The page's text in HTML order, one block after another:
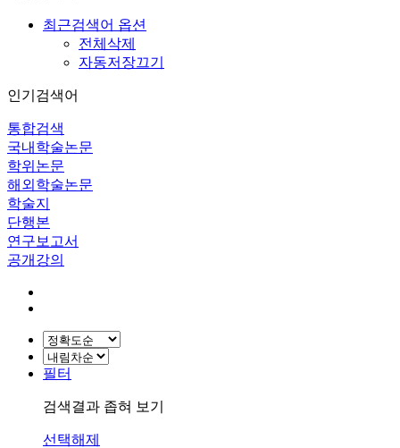
최근검색어 옵션
전체삭제
자동저장끄기
인기검색어
통합검색
국내학술논문
학위논문
해외학술논문
학술지
단행본
연구보고서
공개강의
필터
검색결과 좁혀 보기
선택해제